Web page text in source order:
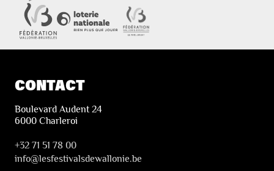
CONTACT
Boulevard Audent 24
6000 Charleroi
+32 71 51 78 00
info@lesfestivalsdewallonie.be